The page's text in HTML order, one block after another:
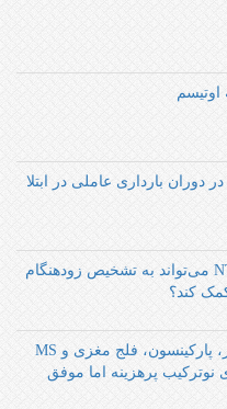
اوتیسم
دوران بارداری عاملی در ابتلا
چرا انجام سونوگرافی NT می‌تواند به تشخیص زودهنگام
کند؟
نتایج مثبت درمان آلزایمر، پارکینسون، فلج مغزی و MS
نوترکیب پرهزینه اما موفق‌‌